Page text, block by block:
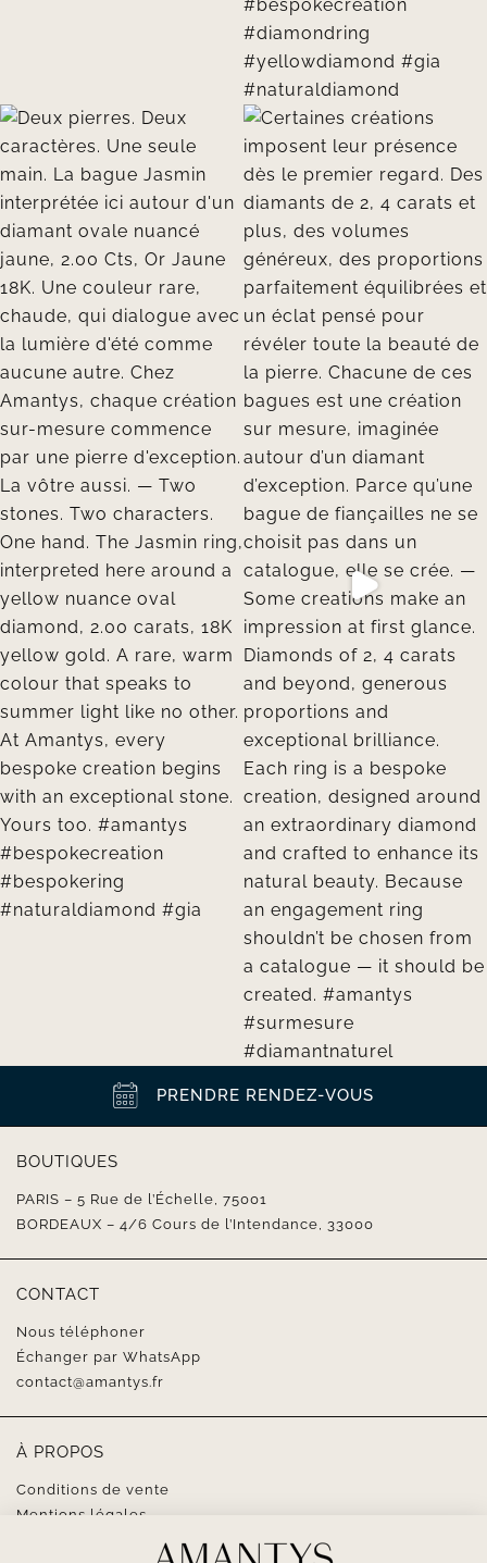
PRENDRE RENDEZ-VOUS
BOUTIQUES
PARIS – 5 Rue de l’Échelle, 75001
BORDEAUX – 4/6 Cours de l’Intendance, 33000
CONTACT
Nous téléphoner
Échanger par WhatsApp
contact@amantys.fr
À PROPOS
Conditions de vente
Mentions légales